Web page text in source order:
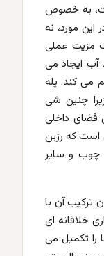
به خصوص
مورد، نه
مزیت عملی
ایجاد می
می کند. پله
چنین شی
فضای داخلی
است که رزین
چوب و سایر
ترکیب آن با
خلاقانه ای
را تکمیل می